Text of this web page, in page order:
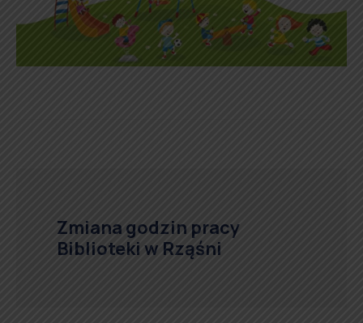
Zmiana godzin pracy
Biblioteki w Rząśni